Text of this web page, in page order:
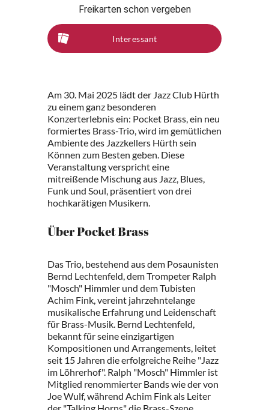
Freikarten schon vergeben
Interessant
Am 30. Mai 2025 lädt der Jazz Club Hürth
zu einem ganz besonderen
Konzerterlebnis ein: Pocket Brass, ein neu
formiertes Brass-Trio, wird im gemütlichen
Ambiente des Jazzkellers Hürth sein
Können zum Besten geben. Diese
Veranstaltung verspricht eine
mitreißende Mischung aus Jazz, Blues,
Funk und Soul, präsentiert von drei
hochkarätigen Musikern.
Über Pocket Brass
Das Trio, bestehend aus dem Posaunisten
Bernd Lechtenfeld, dem Trompeter Ralph
"Mosch" Himmler und dem Tubisten
Achim Fink, vereint jahrzehntelange
musikalische Erfahrung und Leidenschaft
für Brass-Musik. Bernd Lechtenfeld,
bekannt für seine einzigartigen
Kompositionen und Arrangements, leitet
seit 15 Jahren die erfolgreiche Reihe "Jazz
im Löhrerhof". Ralph "Mosch" Himmler ist
Mitglied renommierter Bands wie der von
Joe Wulf, während Achim Fink als Leiter